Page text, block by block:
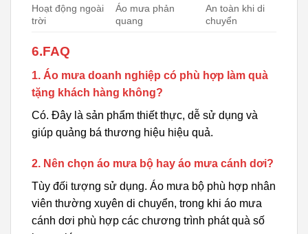
Hoạt động ngoài
trời
Áo mưa phản
quang
An toàn khi di
chuyển
6.FAQ
1. Áo mưa doanh nghiệp có phù hợp làm quà
tặng khách hàng không?
Có. Đây là sản phẩm thiết thực, dễ sử dụng và
giúp quảng bá thương hiệu hiệu quả.
2. Nên chọn áo mưa bộ hay áo mưa cánh dơi?
Tùy đối tượng sử dụng. Áo mưa bộ phù hợp nhân
viên thường xuyên di chuyển, trong khi áo mưa
cánh dơi phù hợp các chương trình phát quà số